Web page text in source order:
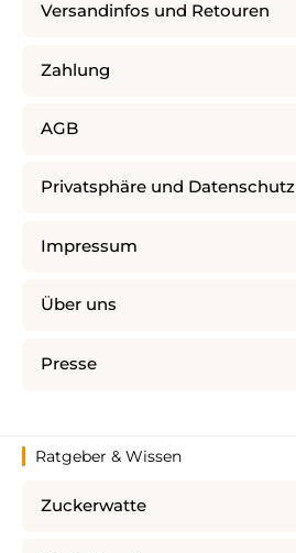
Versandinfos und Retouren
Zahlung
AGB
Privatsphäre und Datenschutz
Impressum
Über uns
Presse
Ratgeber & Wissen
Zuckerwatte